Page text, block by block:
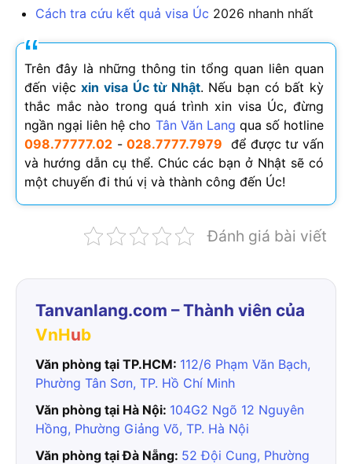
Cách tra cứu kết quả visa Úc 2026 nhanh nhất
Trên đây là những thông tin tổng quan liên quan
đến việcxin visa Úc từ Nhật. Nếu bạn có bất kỳ
thắc mắc nào trong quá trình xin visa Úc, đừng
ngần ngại liên hệ cho Tân Văn Lang qua số hotline
098.77777.02 -028.7777.7979 để được tư vấn
và hướng dẫn cụ thể. Chúc các bạn ở Nhật sẽ có
một chuyến đi thú vị và thành công đến Úc!
Đánh giá bài viết
Tanvanlang.com – Thành viên của
VnHub
Văn phòng tại TP.HCM: 112/6 Phạm Văn Bạch,
Phường Tân Sơn, TP. Hồ Chí Minh
Văn phòng tại Hà Nội: 104G2 Ngõ 12 Nguyên
Hồng, Phường Giảng Võ, TP. Hà Nội
Văn phòng tại Đà Nẵng: 52 Đội Cung, Phường